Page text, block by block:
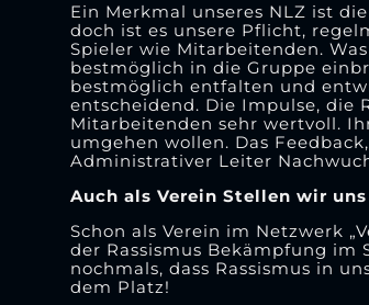
Ein Merkmal unseres NLZ ist
doch ist es unsere Pflicht,
Spieler wie Mitarbeitenden.
bestmöglich in die Gruppe
bestmöglich entfalten und
entscheidend. Die Impulse, die
Mitarbeitenden sehr wertvoll.
umgehen wollen. Das
Administrativer Leiter
Auch als Verein Stellen wir
Schon als Verein im Netzwerk
der Rassismus Bekämpfung im
nochmals, dass Rassismus in
dem Platz!